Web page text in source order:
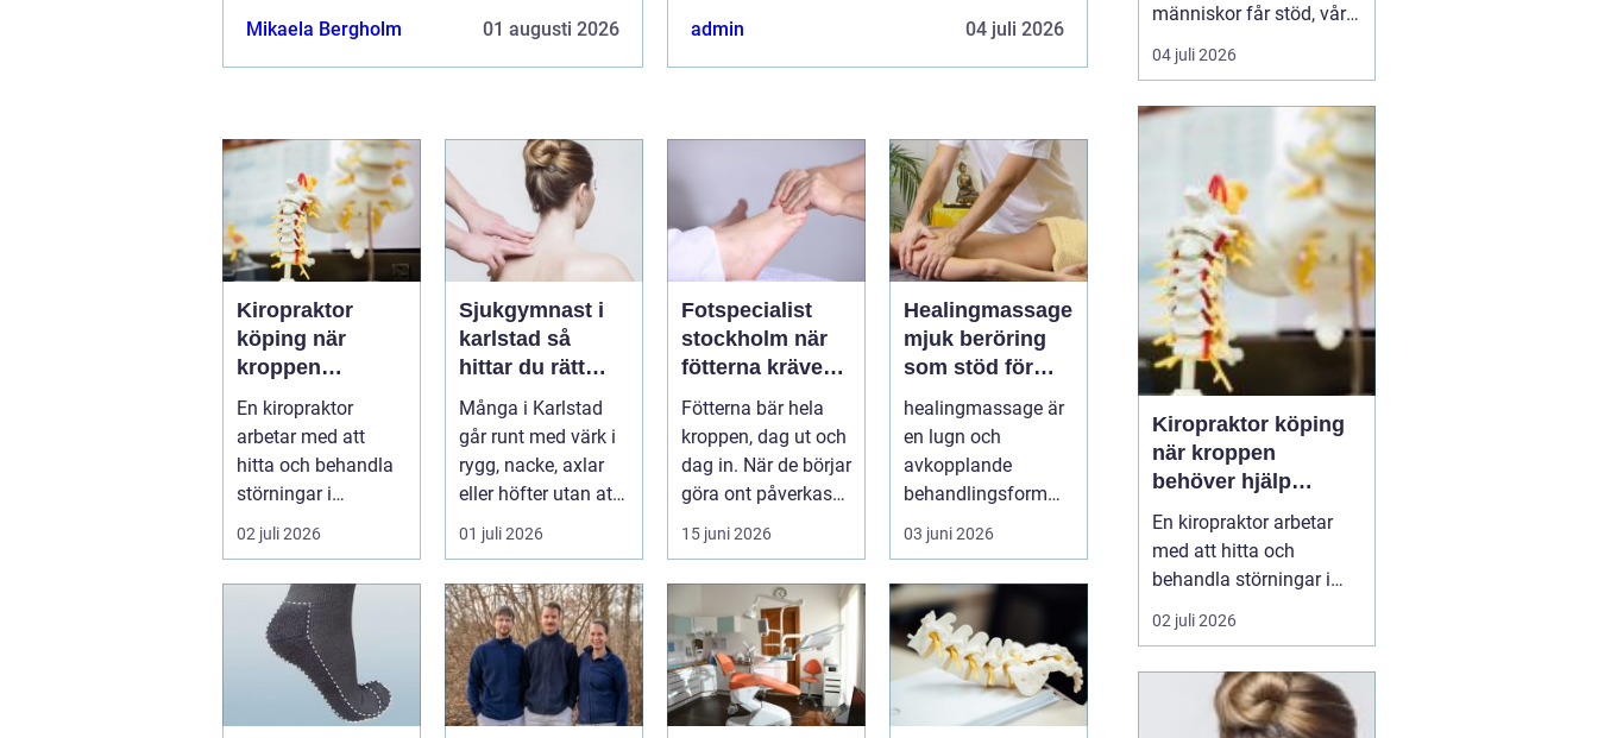
Mikaela Bergholm 01 augusti 2026 admin 04 juli 2026
Kiropraktor
köping när
kroppen
behöver hjälp
tillbaka
En kiropraktor
arbetar med att
hitta och behandla
störningar i
kroppens leder,
muskler och
nervsyste...
02 juli 2026
Sjukgymnast i
karlstad så
hittar du rätt
hjälp för
kroppen
Många i Karlstad
går runt med värk i
rygg, nacke, axlar
eller höfter utan att
söka hjälp. Andra
har ...
01 juli 2026
Fotspecialist
stockholm när
fötterna kräver
mer än vanliga
sulor
Fötterna bär hela
kroppen, dag ut och
dag in. När de börjar
göra ont påverkas
mer än bara stegen
sö...
15 juni 2026
Healingmassage
mjuk beröring
som stöd för
kropp och själ
healingmassage är
en lugn och
avkopplande
behandlingsform
som förenar
klassisk massage
med energibas...
03 juni 2026
människor får stöd, vård
och struktur under en
period i livet när det
öppenvården inte räcker.
Målet är att skapa
trygghet, stabilitet och
förutsättni...
04 juli 2026
Kiropraktor köping
när kroppen
behöver hjälp
tillbaka
En kiropraktor arbetar
med att hitta och
behandla störningar i
kroppens leder, muskler
och nervsystem. Målet
smärta, bättre rörlighet
och en vardag som
02 juli 2026